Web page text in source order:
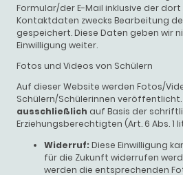
Formular/der E-Mail inklusive der
Kontaktdaten zwecks Bearbeitung
gespeichert. Diese Daten geben wir
Einwilligung weiter.
Fotos und Videos von Schülern
Auf dieser Website werden Fotos/
Schülern/Schülerinnen
ausschließlich auf Basis der
Erziehungsberechtigten (Art. 6 Abs. 1
Widerruf: Diese Einwilligung
für die Zukunft widerrufen
werden die entsprechenden